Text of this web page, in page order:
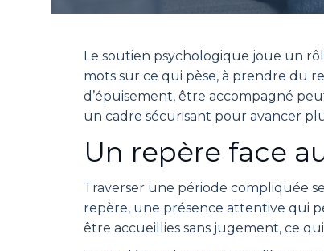
Le soutien psychologique joue un
mots sur ce qui pèse, à prendre du
d’épuisement, être accompagné
un cadre sécurisant pour avancer
Un repère face
Traverser une période compliquée
repère, une présence attentive qui
être accueillies sans jugement, ce